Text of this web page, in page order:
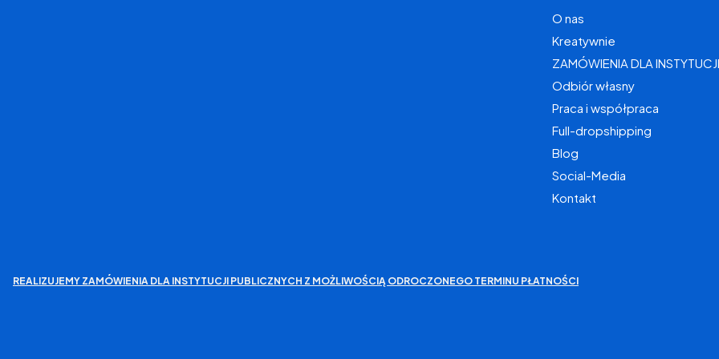
O nas
Kreatywnie
ZAMÓWIENIA DLA INSTYTUCJI
Odbiór własny
Praca i współpraca
Full-dropshipping
Blog
Social-Media
Kontakt
REALIZUJEMY ZAMÓWIENIA DLA INSTYTUCJI PUBLICZNYCH Z MOŻLIWOŚCIĄ ODROCZONEGO TERMINU PŁATNOŚCI